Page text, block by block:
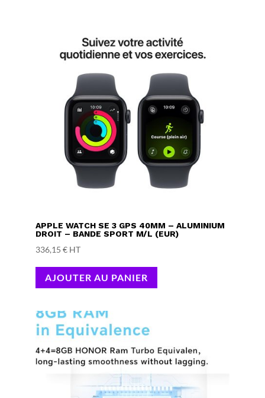
APPLE WATCH SE 3 GPS 40MM – ALUMINIUM
DROIT – BANDE SPORT M/L (EUR)
336,15 € HT
AJOUTER AU PANIER